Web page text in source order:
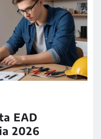
EAD
2026